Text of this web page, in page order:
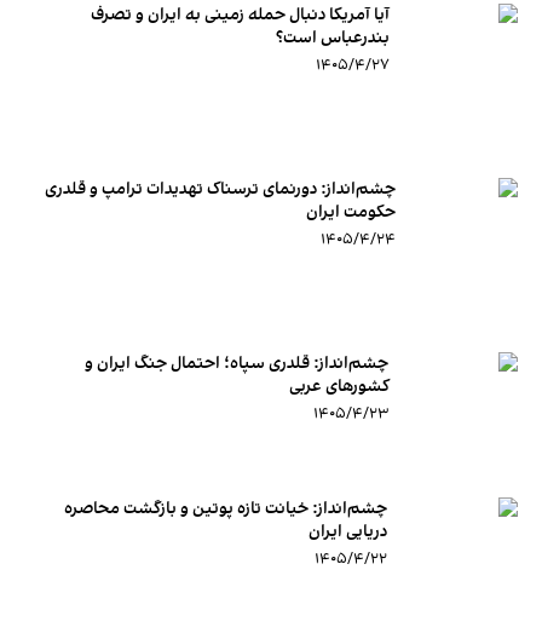
آیا آمریکا دنبال حمله زمینی به ایران و تصرف
بندرعباس است؟
۱۴۰۵/۴/۲۷
چشم‌انداز: دورنمای ترسناک تهدیدات ترامپ و قلدری
حکومت ایران
۱۴۰۵/۴/۲۴
چشم‌انداز:‌ قلدری سپاه؛ احتمال جنگ ایران و
کشورهای عربی
۱۴۰۵/۴/۲۳
چشم‌انداز: خیانت تازه پوتین و بازگشت محاصره
دریایی ایران
۱۴۰۵/۴/۲۲